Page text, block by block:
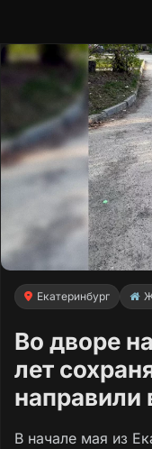
Екатеринбург
Во дворе
лет
направили
В начале мая из